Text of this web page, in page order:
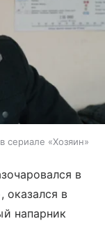
сериале «Хозяин»
в
оказался в
напарник